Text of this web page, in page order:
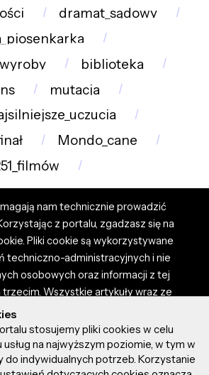
dramat_sądowy
wyroby
biblioteka
mutacja
Mondo_cane
nam technicznie prowadzić
z portalu, zgadzasz się na
Pliki cookie są wykorzystywane
techniczno-administracyjnych i nie
osobowych oraz informacji z tej
Wszystkie artykuły wraz ze
dostępnymi na portalu są
Administrator i właściciel
odpowiedzialności za tresci
autorów artykułów. Dodając
stosujemy pliki cookies w celu
na najwyższym poziomie, w tym w
indywidualnych potrzeb. Korzystanie